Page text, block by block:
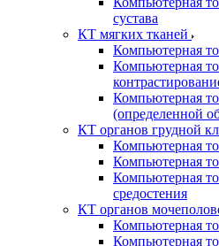
сустава
КТ мягких тканей
Компьютерная
Компьютерная
Компьютерная
(определенной
КТ органов грудной
Компьютерная
Компьютерная
Компьютерная
средостения
КТ органов
Компьютерная
Компьютерная